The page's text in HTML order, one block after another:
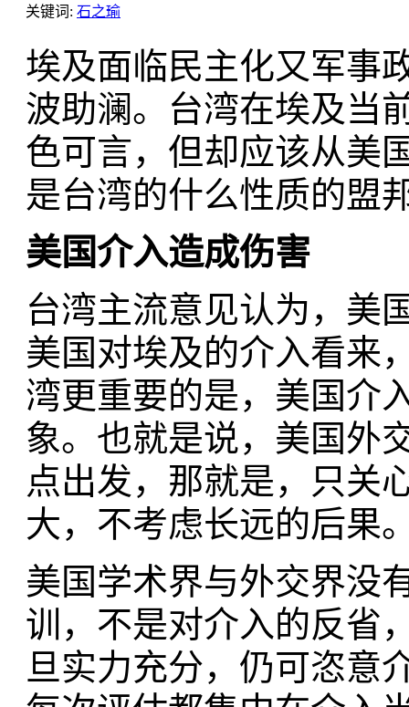
关键词: 石之瑜
埃及面临民主化又军事
波助澜。台湾在埃及当
色可言，但却应该从美
是台湾的什么性质的盟
美国介入造成伤害
台湾主流意见认为，美
美国对埃及的介入看来
湾更重要的是，美国介
象。也就是说，美国外
点出发，那就是，只关
大，不考虑长远的后果
美国学术界与外交界没
训，不是对介入的反省
旦实力充分，仍可恣意